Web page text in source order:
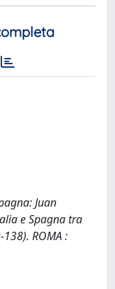
Juan
e Spagna tra
ROMA :